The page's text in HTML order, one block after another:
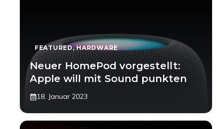
FEATURED,HARDWARE
Neuer HomePod vorgestellt:
Apple will mit Sound punkten
18. Januar 2023